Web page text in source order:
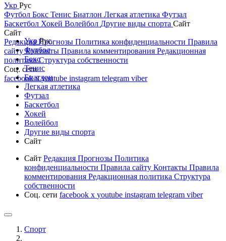
Укр Рус
Футбол Бокс Тенис Биатлон Легкая атлетика Футзал
Баскетбол Хокей Волейбол Другие виды спорта Сайт
Сайт
РедакцияПрогнозы Политика конфиденциальности Правила
сайтуКонтакты Правила комментирования Редакционная
политикаСтруктура собственности
Соц. сети
facebookxyoutube instagram telegram viber
УкрРус
Футбол
Бокс
Тенис
Биатлон
Легкая атлетика
Футзал
Баскетбол
Хокей
Волейбол
Другие виды спорта
Сайт
Сайт Редакция Прогнозы Политика
конфиденциальности Правила сайту Контакты Правила
комментирования Редакционная политика Структура
собственности
Соц. сети facebook x youtube instagram telegram viber
Спорт